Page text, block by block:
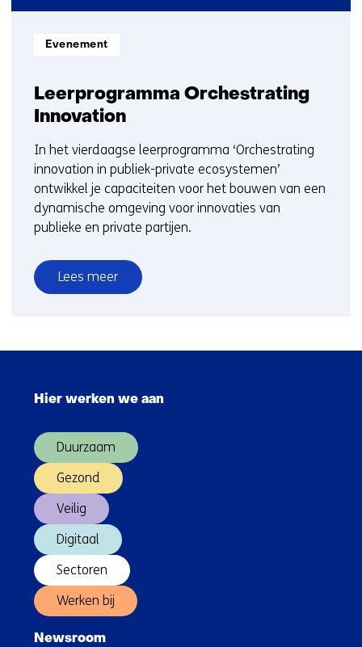
Leerprogramma Orchestrating
Innovation
Informatietype:
Evenement
In het vierdaagse leerprogramma ‘Orchestrating
innovation in publiek-private ecosystemen’
ontwikkel je capaciteiten voor het bouwen van een
dynamische omgeving voor innovaties van
publieke en private partijen.
Lees meer
over
Innovation
Hier werken we aan
Duurzaam
Gezond
Veilig
Digitaal
Sectoren
Werken bij
Newsroom